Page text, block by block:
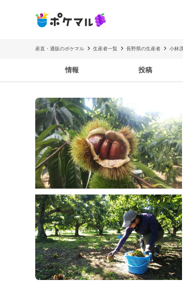
産直・通販のポケマル 生産者一覧 長野県の生産者 小林
情報 投稿